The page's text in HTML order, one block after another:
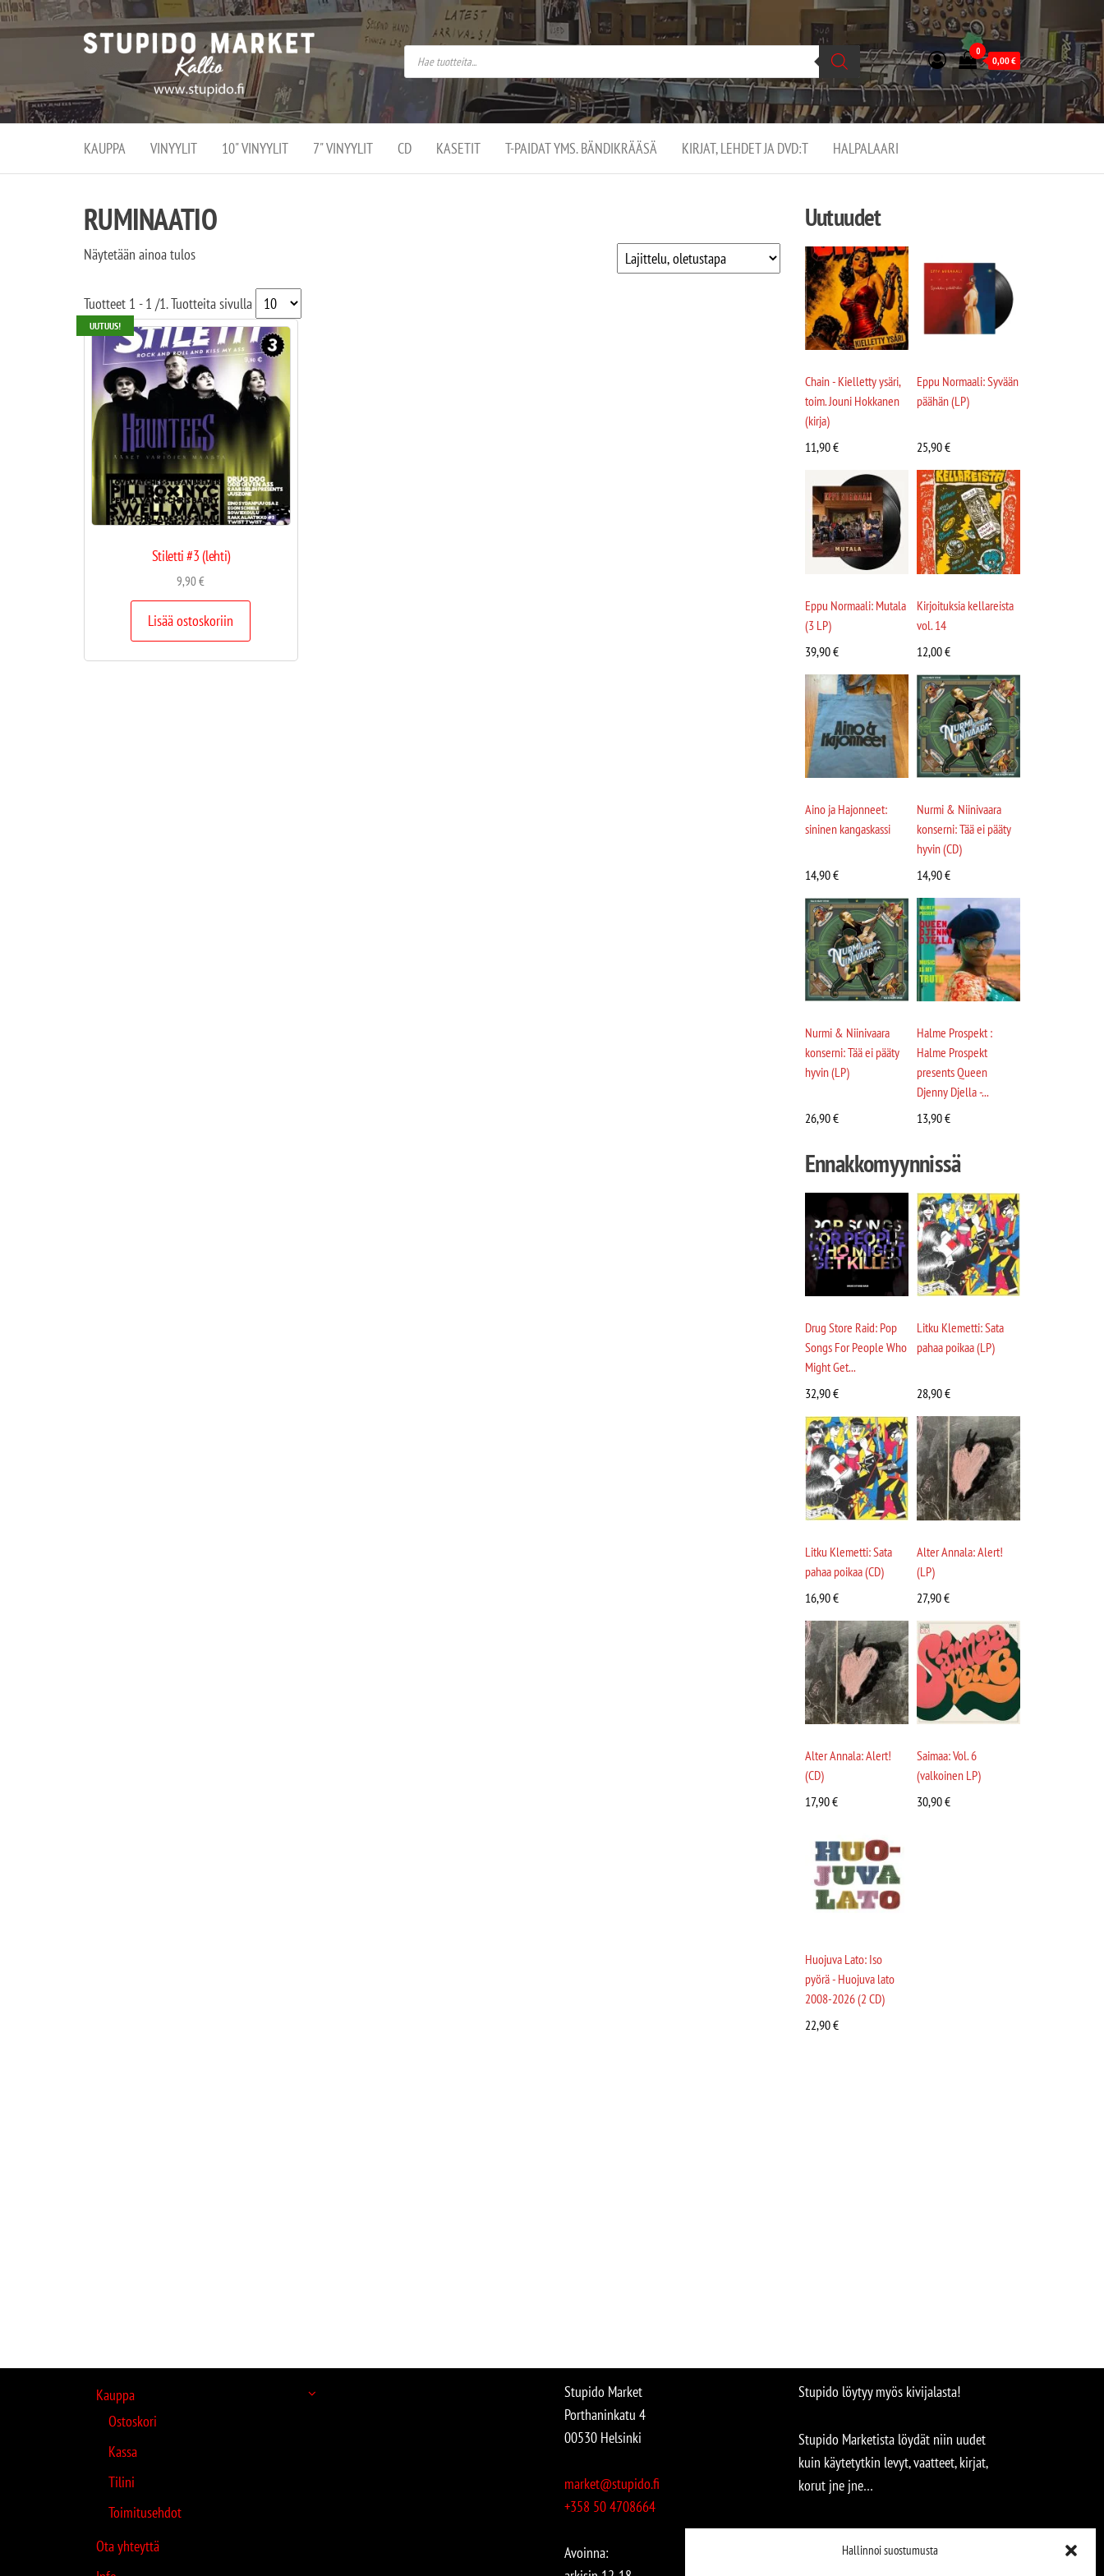
Hallinnoi suostumusta
Stupido
Market –
verkossa
ja
kivijalassa
Stupido Market on
vaihtoehtomusaan
erikoistunut
verkko- sekä
kivijalkakauppa
Helsingissä
Kallion
0
0,00€
KAUPPA VINYYLIT 10" VINYYLIT 7" VINYYLIT CD KASETIT T-PAIDAT YMS. BÄNDIKRÄÄSÄ KIRJAT, LEHDET JA DVD:T HALPALAARI
RUMINAATIO
Näytetään ainoa tulos
Tuotteet 1 - 1 /1. Tuotteita sivulla
UUTUUS!
Stiletti #3 (lehti)
9,90€
Lisää ostoskoriin
Uutuudet
Chain - Kielletty ysäri,
toim. Jouni Hokkanen
(kirja)
11,90€
Eppu Normaali: Syvään
päähän (LP)
25,90€
Eppu Normaali: Mutala
(3 LP)
39,90€
Kirjoituksia kellareista
vol. 14
12,00€
Aino ja Hajonneet:
sininen kangaskassi
14,90€
Nurmi & Niinivaara
konserni: Tää ei pääty
hyvin (CD)
14,90€
Nurmi & Niinivaara
konserni: Tää ei pääty
hyvin (LP)
26,90€
Halme Prospekt :
Halme Prospekt
presents Queen
Djenny Djella -...
13,90€
Ennakkomyynnissä
Drug Store Raid: Pop
Songs For People Who
Might Get...
32,90€
Litku Klemetti: Sata
pahaa poikaa (LP)
28,90€
Litku Klemetti: Sata
pahaa poikaa (CD)
16,90€
Alter Annala: Alert!
(LP)
27,90€
Alter Annala: Alert!
(CD)
17,90€
Saimaa: Vol. 6
(valkoinen LP)
30,90€
Huojuva Lato: Iso
pyörä - Huojuva lato
2008-2026 (2 CD)
22,90€
Kauppa
Ostoskori
Kassa
Tilini
Toimitusehdot
Ota yhteyttä
Stupido Market
Porthaninkatu 4
00530 Helsinki
market@stupido.fi
+358 50 4708664
Avoinna:
Stupido löytyy myös kivijalasta!
Stupido Marketista löydät niin uudet
kuin käytetytkin levyt, vaatteet, kirjat,
korut jne jne…